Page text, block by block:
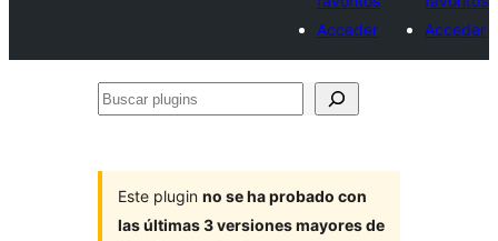
Acceder
Acceder
Buscar
Este plugin no se ha probado con
las últimas 3 versiones mayores de